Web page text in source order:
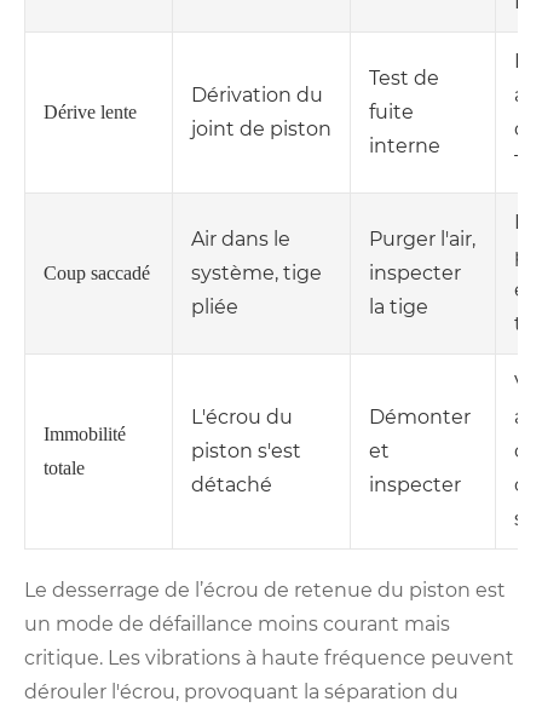
Dérive lente
Dérivation du
joint de piston
Test de
fuite
interne
Coup saccadé
Air dans le
système, tige
pliée
Purger l'air,
inspecter
la tige
Immobilité
totale
L'écrou du
piston s'est
détaché
Démonter
et
inspecter
Le desserrage de l’écrou de retenue du piston est
un mode de défaillance moins courant mais
critique. Les vibrations à haute fréquence peuvent
dérouler l'écrou, provoquant la séparation du